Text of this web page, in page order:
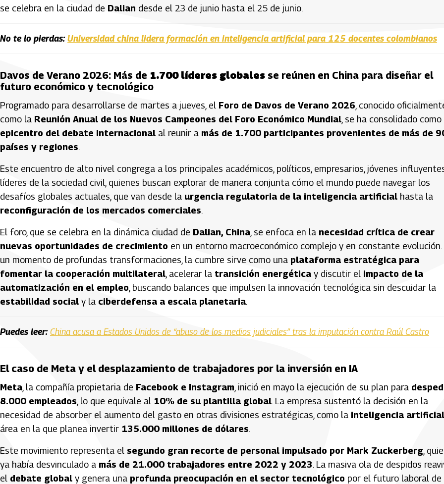
se celebra en la ciudad de Dalian desde el 23 de junio hasta el 25 de junio.
No te lo pierdas: Universidad china lidera formación en inteligencia artificial para 125 docentes colombianos
Davos de Verano 2026: Más de 1.700 líderes globales se reúnen en China para diseñar el
futuro económico y tecnológico
Programado para desarrollarse de martes a jueves, el Foro de Davos de Verano 2026, conocido
como la Reunión Anual de los Nuevos Campeones del Foro Económico Mundial , se ha consolidado
epicentro del debate internacional al reunir a más de 1.700 participantes provenientes de más de
países y regiones.
Este encuentro de alto nivel congrega a los principales académicos, políticos, empresarios, jóvenes
líderes de la sociedad civil, quienes buscan explorar de manera conjunta cómo el mundo puede navegar los
desafíos globales actuales, que van desde la urgencia regulatoria de la inteligencia artificial hasta la
reconfiguración de los mercados comerciales.
El foro, que se celebra en la dinámica ciudad de Dalian, China , se enfoca en la necesidad crítica de crear
nuevas oportunidades de crecimiento en un entorno macroeconómico complejo y en constante evolución.
un momento de profundas transformaciones, la cumbre sirve como una plataforma estratégica para
fomentar la cooperación multilateral , acelerar la transición energética y discutir el impacto de la
automatización en el empleo , buscando balances que impulsen la innovación tecnológica sin descuidar la
estabilidad social y la ciberdefensa a escala planetaria.
Puedes leer: China acusa a Estados Unidos de “abuso de los medios judiciales” tras la imputación contra Raúl Castro
El caso de Meta y el desplazamiento de trabajadores por la inversión en IA
Meta , la compañía propietaria de Facebook e Instagram , inició en mayo la ejecución de su plan para
8.000 empleados , lo que equivale al 10% de su plantilla global. La empresa sustentó la decisión en la
necesidad de absorber el aumento del gasto en otras divisiones estratégicas, como la inteligencia artificial
área en la que planea invertir 135.000 millones de dólares.
Este movimiento representa el segundo gran recorte de personal impulsado por Mark Zuckerberg ,
ya había desvinculado a más de 21.000 trabajadores entre 2022 y 2023. La masiva ola de despidos
el debate global y genera una profunda preocupación en el sector tecnológico por el futuro laboral de